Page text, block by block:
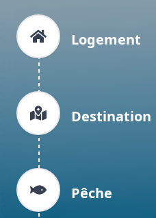
Logement
Destination
Pêche